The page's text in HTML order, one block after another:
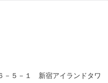
－５－１ 新宿アイランドタワ